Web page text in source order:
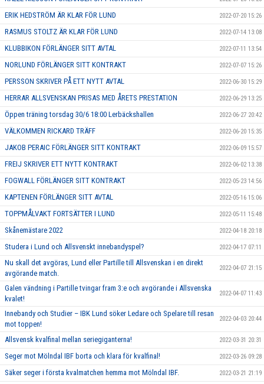
ERIK HEDSTRÖM ÄR KLAR FÖR LUND 2022-07-20 15:26
RASMUS STOLTZ ÄR KLAR FÖR LUND 2022-07-14 13:08
KLUBBIKON FÖRLÄNGER SITT AVTAL 2022-07-11 13:54
NORLUND FÖRLÄNGER SITT KONTRAKT 2022-07-07 15:26
PERSSON SKRIVER PÅ ETT NYTT AVTAL 2022-06-30 15:29
HERRAR ALLSVENSKAN PRISAS MED ÅRETS PRESTATION 2022-06-29 13:25
Öppen träning torsdag 30/6 18:00 Lerbäckshallen 2022-06-27 20:42
VÄLKOMMEN RICKARD TRÄFF 2022-06-20 15:35
JAKOB PERAIC FÖRLÄNGER SITT KONTRAKT 2022-06-09 15:57
FREIJ SKRIVER ETT NYTT KONTRAKT 2022-06-02 13:38
FOGWALL FÖRLÄNGER SITT KONTRAKT 2022-05-23 14:56
KAPTENEN FÖRLÄNGER SITT AVTAL 2022-05-16 15:06
TOPPMÅLVAKT FORTSÄTTER I LUND 2022-05-11 15:48
Skånemästare 2022 2022-04-18 20:18
Studera i Lund och Allsvenskt innebandyspel? 2022-04-17 07:11
Nu skall det avgöras, Lund eller Partille till Allsvenskan i en direkt
avgörande match.
2022-04-07 21:15
Galen vändning i Partille tvingar fram 3:e och avgörande i Allsvenska
kvalet!
2022-04-07 11:43
Innebandy och Studier – IBK Lund söker Ledare och Spelare till resan
mot toppen!
2022-04-03 20:44
Allsvensk kvalfinal mellan seriegiganterna! 2022-03-31 20:31
Seger mot Mölndal IBF borta och klara för kvalfinal! 2022-03-26 09:28
Säker seger i första kvalmatchen hemma mot Mölndal IBF. 2022-03-21 21:19